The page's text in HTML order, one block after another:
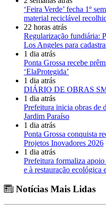
‘Feira Verde’ fecha 1º
material reciclável
22 horas atrás
Regularização fundiária:
Los Angeles para
1 dia atrás
Ponta Grossa recebe
‘ElaProtegida’
1 dia atrás
DIÁRIO DE OBRAS
1 dia atrás
Prefeitura inicia obras de
Jardim Paraíso
1 dia atrás
Ponta Grossa conquista
Projetos Inovadores 2026
1 dia atrás
Prefeitura formaliza
e à restauração ecológica
Notícias Mais Lidas